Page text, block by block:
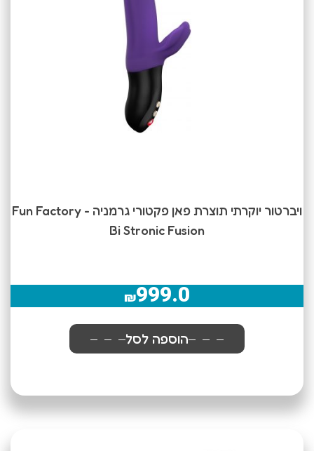
ויברטור יוקרתי תוצרת פאן פקטורי גרמניה Fun Factory -
Bi Stronic Fusion
₪999.0
הוספה לסל